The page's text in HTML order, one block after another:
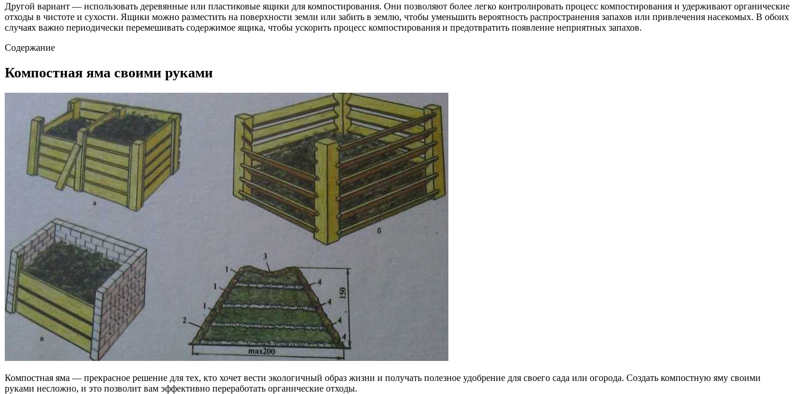
Другой вариант — использовать деревянные или пластиковые ящики для компостирования. Они позволяют более легко контролировать процесс компостирования и удерживают органические
отходы в чистоте и сухости. Ящики можно разместить на поверхности земли или забить в землю, чтобы уменьшить вероятность распространения запахов или привлечения насекомых. В обоих
случаях важно периодически перемешивать содержимое ящика, чтобы ускорить процесс компостирования и предотвратить появление неприятных запахов.
Содержание
Компостная яма своими руками
Компостная яма — прекрасное решение для тех, кто хочет вести экологичный образ жизни и получать полезное удобрение для своего сада или огорода. Создать компостную яму своими
руками несложно, и это позволит вам эффективно переработать органические отходы.